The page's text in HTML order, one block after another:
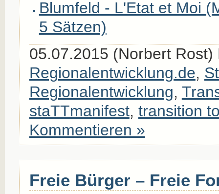
Blumfeld - L'Etat et Moi
5 Sätzen)
05.07.2015 (Norbert Rost)
Regionalentwicklung.de,
Regionalentwicklung,
staTTmanifest, transition
Kommentieren »
Freie Bürger – Freie